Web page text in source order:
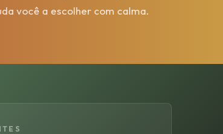
você a escolher com calma.